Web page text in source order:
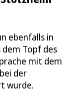
ebenfalls in
Topf des
mit dem
der
wurde.